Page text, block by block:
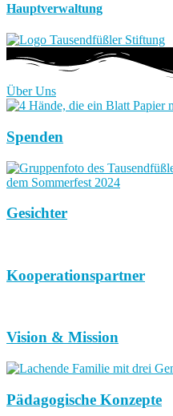
Hauptverwaltung
Über Uns
Spenden
Gesichter
Kooperationspartner
Vision & Mission
Pädagogische Konzepte